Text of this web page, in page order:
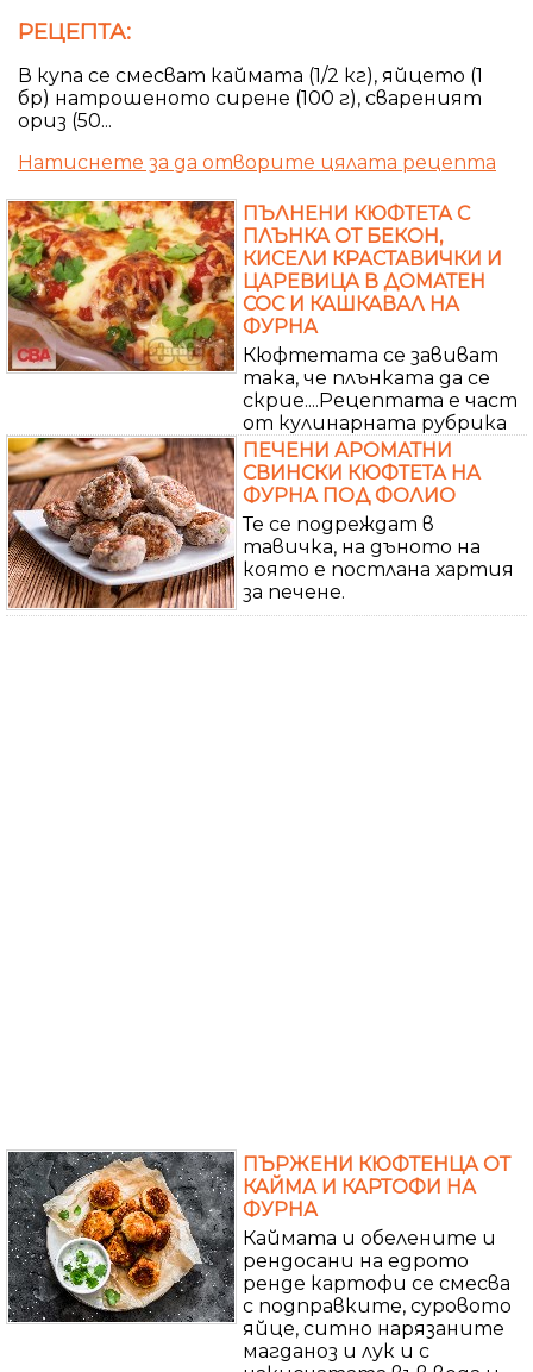
РЕЦЕПТА:
В купа се смесват каймата (1/2 кг), яйцето (1
бр) натрошеното сирене (100 г), свареният
ориз (50...
Натиснете за да отворите цялата рецепта
ПЪЛНЕНИ КЮФТЕТА С
ПЛЪНКА ОТ БЕКОН,
КИСЕЛИ КРАСТАВИЧКИ И
ЦАРЕВИЦА В ДОМАТЕН
СОС И КАШКАВАЛ НА
ФУРНА
Кюфтетата се завиват
така, че плънката да се
скрие....Рецептата е част
от кулинарната рубрика
ПЕЧЕНИ АРОМАТНИ
СВИНСКИ КЮФТЕТА НА
ФУРНА ПОД ФОЛИО
Те се подреждат в
тавичка, на дъното на
която е постлана хартия
за печене.
ПЪРЖЕНИ КЮФТЕНЦА ОТ
КАЙМА И КАРТОФИ НА
ФУРНА
Каймата и обелените и
рендосани на едрото
ренде картофи се смесва
с подправките, суровото
яйце, ситно нарязаните
магданоз и лук и с